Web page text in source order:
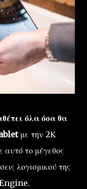
όλα όσα θα
με την 2Κ
αυτό το μέγεθος
λογισμικού της